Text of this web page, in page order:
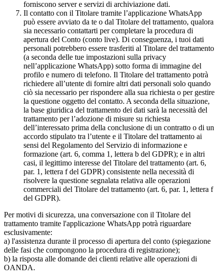
forniscono server e servizi di archiviazione dati.
Il contatto con il Titolare tramite l’applicazione WhatsApp
può essere avviato da te o dal Titolare del trattamento, qualora
sia necessario contattarti per completare la procedura di
apertura del Conto (conto live). Di conseguenza, i tuoi dati
personali potrebbero essere trasferiti al Titolare del trattamento
(a seconda delle tue impostazioni sulla privacy
nell’applicazione WhatsApp) sotto forma di immagine del
profilo e numero di telefono. Il Titolare del trattamento potrà
richiedere all’utente di fornire altri dati personali solo quando
ciò sia necessario per rispondere alla sua richiesta o per gestire
la questione oggetto del contatto. A seconda della situazione,
la base giuridica del trattamento dei dati sarà la necessità del
trattamento per l’adozione di misure su richiesta
dell’interessato prima della conclusione di un contratto o di un
accordo stipulato tra l’utente e il Titolare del trattamento ai
sensi del Regolamento del Servizio di informazione e
formazione (art. 6, comma 1, lettera b del GDPR); e in altri
casi, il legittimo interesse del Titolare del trattamento (art. 6,
par. 1, lettera f del GDPR) consistente nella necessità di
risolvere la questione segnalata relativa alle operazioni
commerciali del Titolare del trattamento (art. 6, par. 1, lettera f
del GDPR).
Per motivi di sicurezza, una conversazione con il Titolare del
trattamento tramite l'applicazione WhatsApp potrà riguardare
esclusivamente:
a) l'assistenza durante il processo di apertura del conto (spiegazione
delle fasi che compongono la procedura di registrazione);
b) la risposta alle domande dei clienti relative alle operazioni di
OANDA.